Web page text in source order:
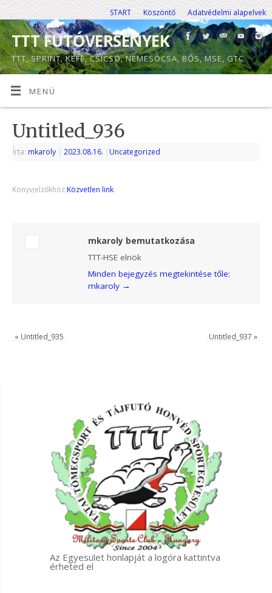
START Köszöntő Adatvédelmi alapelvek
TTT FUTÓVERSENYEK
TTT, SPRINT, KEFE, CSICSÓ, NEMESÓCSA, BŐS, MSE, GTC
MENÜ
Untitled_936
Írta: mkaroly | 2023.08.16. | Uncategorized
Könyvjelzőkhöz Közvetlen link.
mkaroly bemutatkozása
TTT-HSE elnök
Minden bejegyzés megtekintése tőle:
mkaroly →
« Untitled_935 Untitled_937 »
Az Egyesület honlapját a logóra kattintva
érheted el